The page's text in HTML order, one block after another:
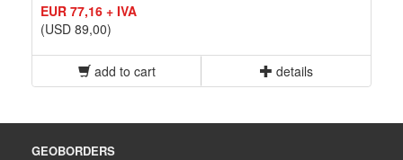
EUR 77,16 + IVA
(USD 89,00)
add to cart details
GEOBORDERS